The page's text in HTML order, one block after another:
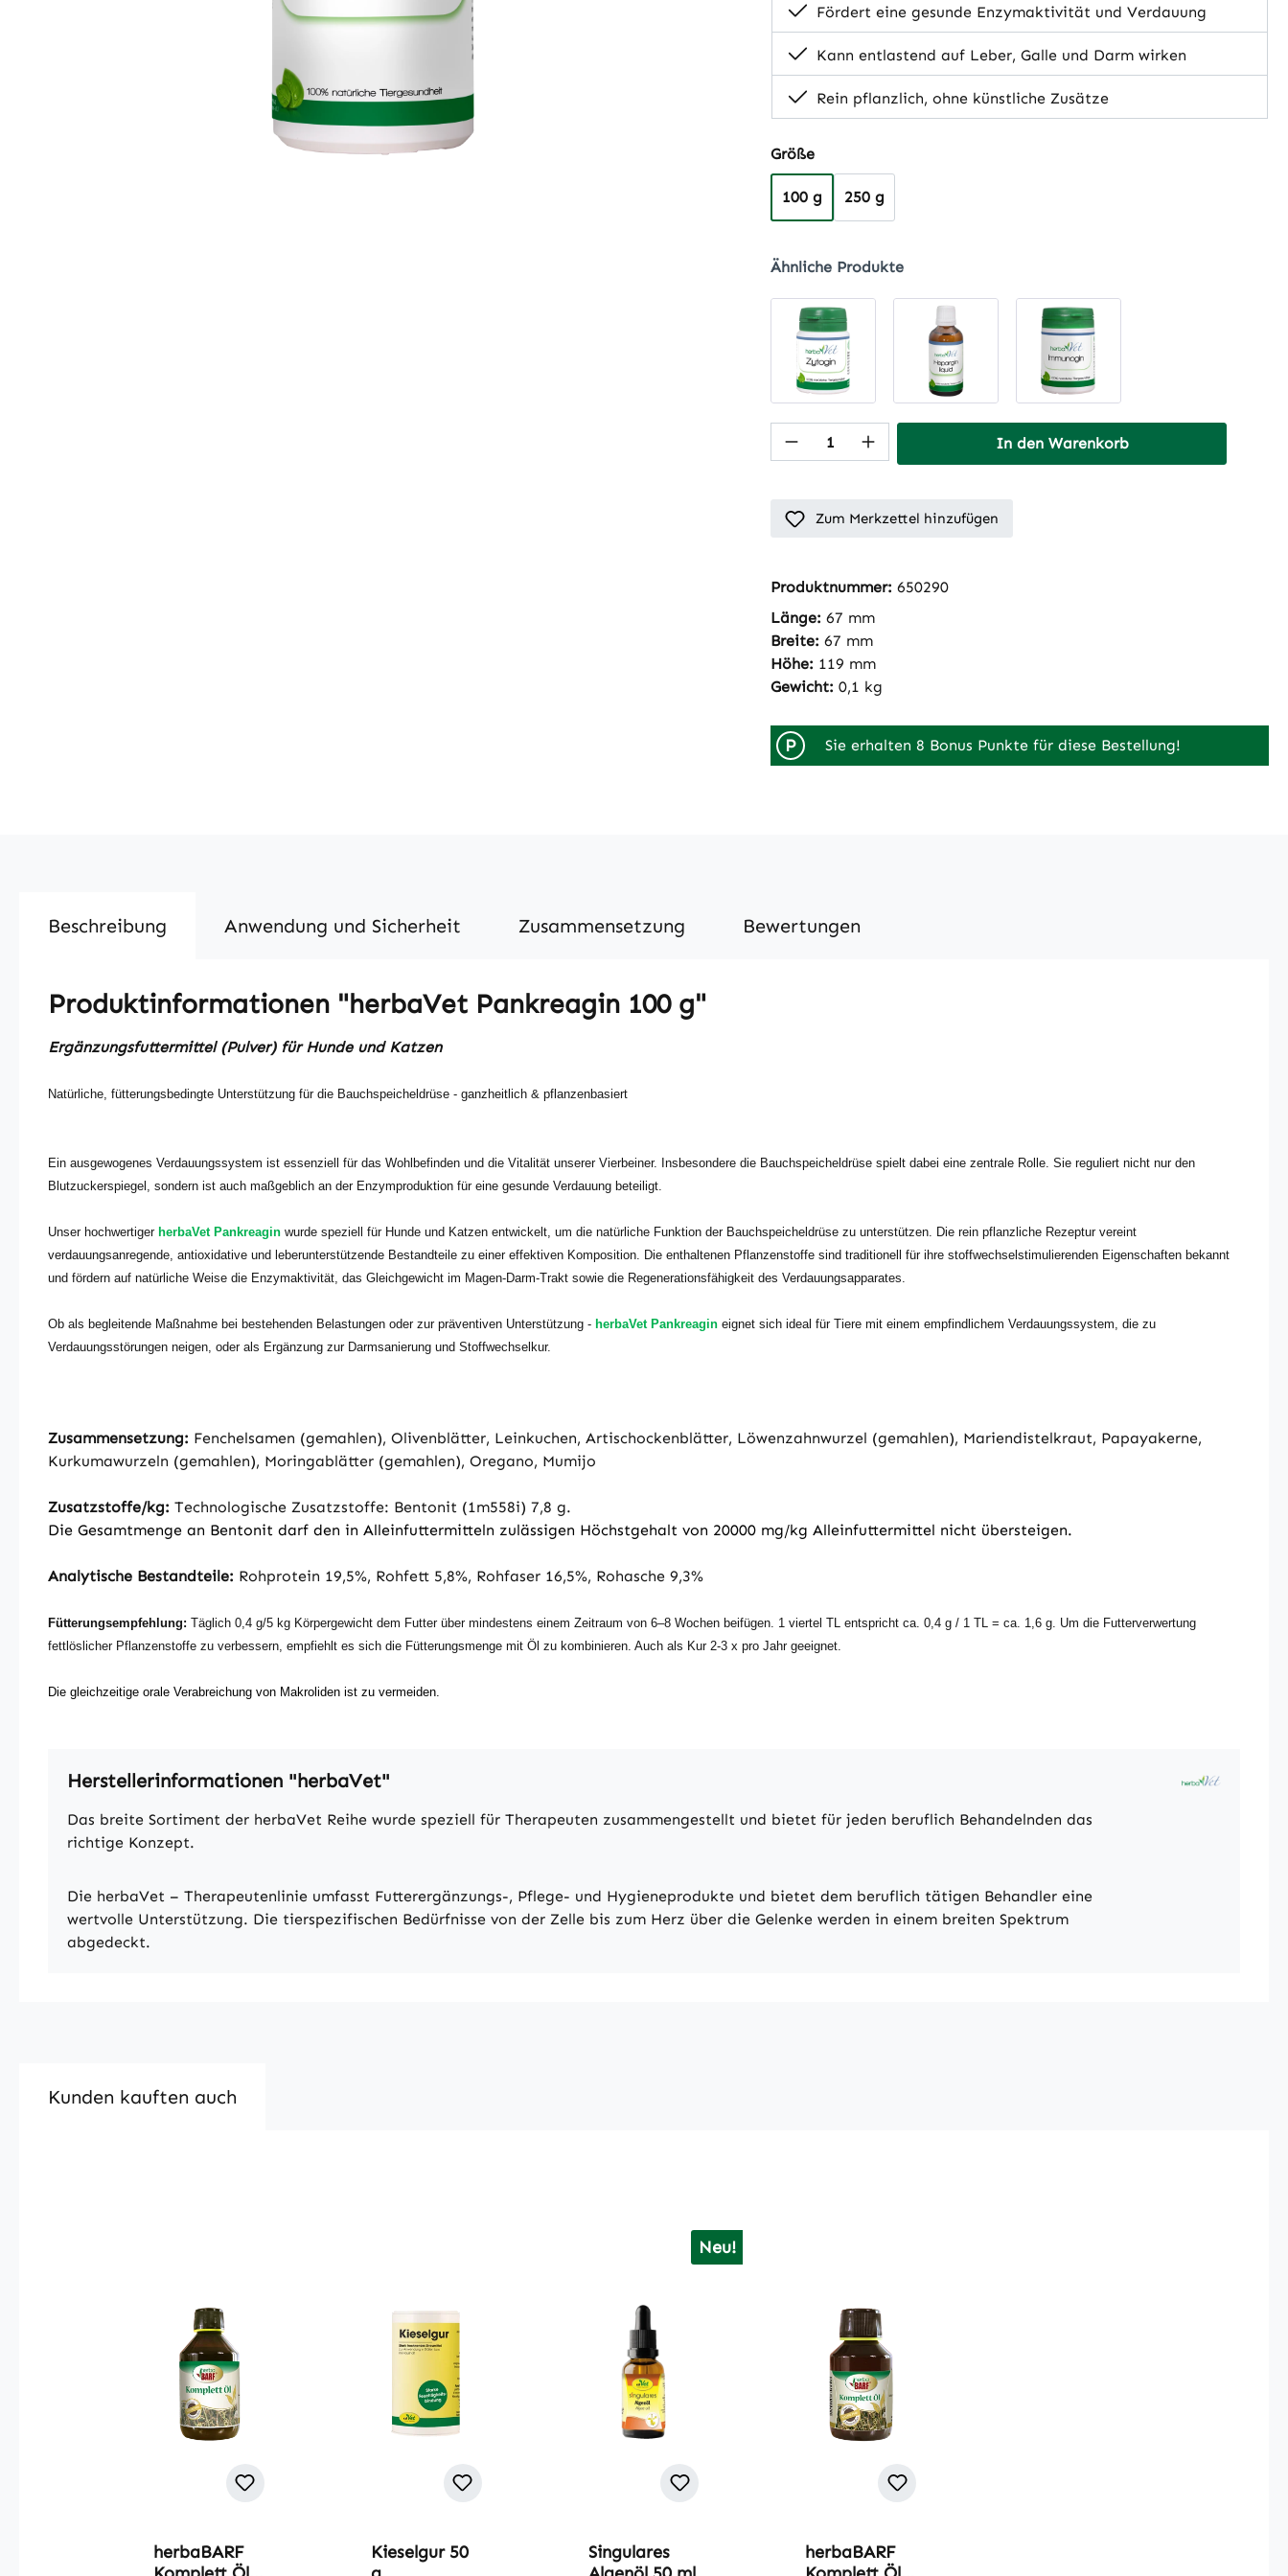
Fördert eine gesunde Enzymaktivität und Verdauung
Kann entlastend auf Leber, Galle und Darm wirken
Rein pflanzlich, ohne künstliche Zusätze
Größeauswählen
100 g 250 g
Ähnliche Produkte
Produkt Anzahl: Gib den gewünschten Wert
In den Warenkorb
Zum Merkzettel hinzufügen
Produktnummer: 650290
Länge: 67 mm
Breite: 67 mm
Höhe: 119 mm
Gewicht: 0,1 kg
P Sie erhalten 8 Bonus Punkte für diese Bestellung!
Beschreibung Anwendung und Sicherheit Zusammensetzung Bewertungen
Produktinformationen "herbaVet Pankreagin 100 g"
Ergänzungsfuttermittel (Pulver) für Hunde und Katzen
Natürliche, fütterungsbedingte Unterstützung für die Bauchspeicheldrüse - ganzheitlich & pflanzenbasiert
Ein ausgewogenes Verdauungssystem ist essenziell für das Wohlbefinden und die Vitalität unserer Vierbeiner. Insbesondere die Bauchspeicheldrüse spielt dabei eine zentrale Rolle. Sie reguliert nicht nur den
Blutzuckerspiegel, sondern ist auch maßgeblich an der Enzymproduktion für eine gesunde Verdauung beteiligt.
Unser hochwertiger herbaVet Pankreagin wurde speziell für Hunde und Katzen entwickelt, um die natürliche Funktion der Bauchspeicheldrüse zu unterstützen. Die rein pflanzliche Rezeptur vereint
verdauungsanregende, antioxidative und leberunterstützende Bestandteile zu einer effektiven Komposition. Die enthaltenen Pflanzenstoffe sind traditionell für ihre stoffwechselstimulierenden Eigenschaften bekannt
und fördern auf natürliche Weise die Enzymaktivität, das Gleichgewicht im Magen-Darm-Trakt sowie die Regenerationsfähigkeit des Verdauungsapparates.
Ob als begleitende Maßnahme bei bestehenden Belastungen oder zur präventiven Unterstützung - herbaVet Pankreagin eignet sich ideal für Tiere mit einem empfindlichem Verdauungssystem, die zu
Verdauungsstörungen neigen, oder als Ergänzung zur Darmsanierung und Stoffwechselkur.
Zusammensetzung: Fenchelsamen (gemahlen), Olivenblätter, Leinkuchen, Artischockenblätter, Löwenzahnwurzel (gemahlen), Mariendistelkraut, Papayakerne,
Kurkumawurzeln (gemahlen), Moringablätter (gemahlen), Oregano, Mumijo
Zusatzstoffe/kg: Technologische Zusatzstoffe: Bentonit (1m558i) 7,8 g.
Die Gesamtmenge an Bentonit darf den in Alleinfuttermitteln zulässigen Höchstgehalt von 20000 mg/kg Alleinfuttermittel nicht übersteigen.
Analytische Bestandteile: Rohprotein 19,5%, Rohfett 5,8%, Rohfaser 16,5%, Rohasche 9,3%
Fütterungsempfehlung: Täglich 0,4 g/5 kg Körpergewicht dem Futter über mindestens einem Zeitraum von 6–8 Wochen beifügen. 1 viertel TL entspricht ca. 0,4 g / 1 TL = ca. 1,6 g. Um die Futterverwertung
fettlöslicher Pflanzenstoffe zu verbessern, empfiehlt es sich die Fütterungsmenge mit Öl zu kombinieren. Auch als Kur 2-3 x pro Jahr geeignet.
Die gleichzeitige orale Verabreichung von Makroliden ist zu vermeiden.
Herstellerinformationen "herbaVet"
Das breite Sortiment der herbaVet Reihe wurde speziell für Therapeuten zusammengestellt und bietet für jeden beruflich Behandelnden das
richtige Konzept.
Die herbaVet – Therapeutenlinie umfasst Futterergänzungs-, Pflege- und Hygieneprodukte und bietet dem beruflich tätigen Behandler eine
wertvolle Unterstützung. Die tierspezifischen Bedürfnisse von der Zelle bis zum Herz über die Gelenke werden in einem breiten Spektrum
abgedeckt.
Kunden kauften auch
herbaBARF
Kieselgur 50
Neu!
Singulares
herbaBARF